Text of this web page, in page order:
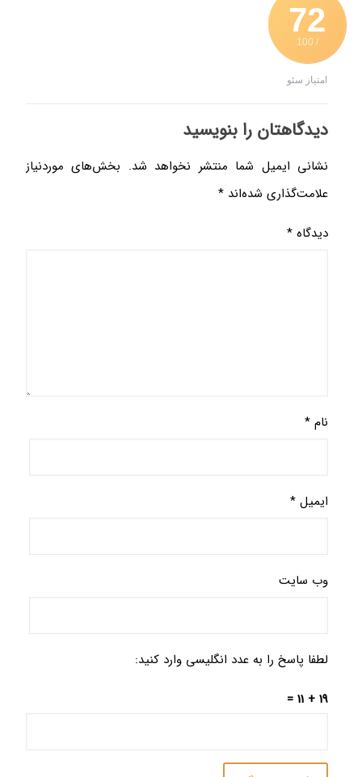
72
/ 100
امتیاز سئو
دیدگاهتان را بنویسید
نشانی ایمیل شما منتشر نخواهد شد.
بخش‌های موردنیاز
علامت‌گذاری شده‌اند *
دیدگاه*
نام*
ایمیل*
وب‌ سایت
لطفا پاسخ را به عدد انگلیسی وارد کنید:
19 + 11 =